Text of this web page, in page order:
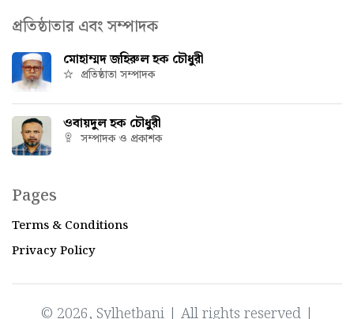
প্রতিষ্ঠাতার এবং সম্পাদক
মোহাম্মদ জহিরুল হক চৌধুরী
প্রতিষ্ঠাতা সম্পাদক
ওবায়দুল হক চৌধুরী
সম্পাদক ও প্রকাশক
Pages
Terms & Conditions
Privacy Policy
© 2026, Sylhetbani | All rights reserved |